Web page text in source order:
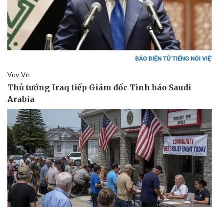
Kinh tế
Bất động sản
Khởi nghiệp
Thị trường
Tiêu dùng
Tỷ giá
Chứng khoán
Giá cà phê